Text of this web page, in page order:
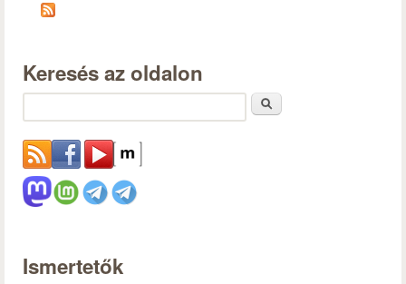
Keresés az oldalon
Ismertetők